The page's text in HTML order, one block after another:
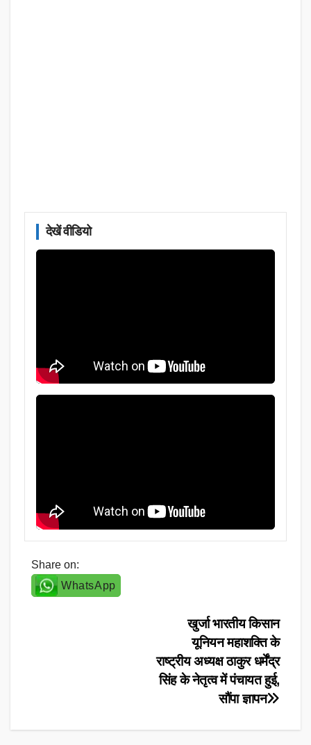
देखें वीडियो
Share on:
WhatsApp
खुर्जा भारतीय किसान
यूनियन महाशक्ति के
राष्ट्रीय अध्यक्ष ठाकुर धर्मेंद्र
सिंह के नेतृत्व में पंचायत हुई,
सौंपा ज्ञापन